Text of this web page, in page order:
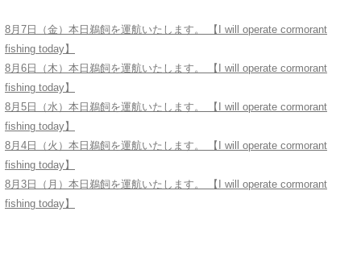
8月7日（金）本日鵜飼を運航いたします。 【I will operate cormorant
fishing today】
8月6日（木）本日鵜飼を運航いたします。 【I will operate cormorant
fishing today】
8月5日（水）本日鵜飼を運航いたします。 【I will operate cormorant
fishing today】
8月4日（火）本日鵜飼を運航いたします。 【I will operate cormorant
fishing today】
8月3日（月）本日鵜飼を運航いたします。 【I will operate cormorant
fishing today】